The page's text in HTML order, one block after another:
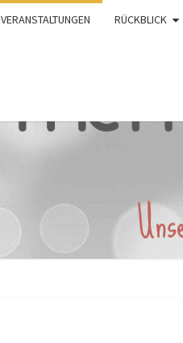
VERANSTALTUNGEN RÜCKBLICK